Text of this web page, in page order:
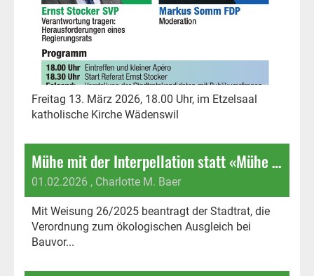
Freitag 13. März 2026, 18.00 Uhr, im Etzelsaal
katholische Kirche Wädenswil
Mühe mit der Interpellation statt «Mühe mit den Kühen»
01.02.2026 , Charlotte M. Baer
Mit Weisung 26/2025 beantragt der Stadtrat, die
Verordnung zum ökologischen Ausgleich bei
Bauvor...